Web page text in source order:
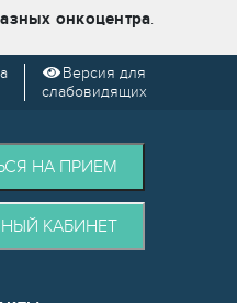
онкоцентра.
Версия для
слабовидящих
НА ПРИЕМ
КАБИНЕТ